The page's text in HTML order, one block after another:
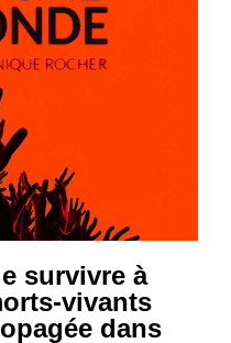
survivre à
vivants
dans